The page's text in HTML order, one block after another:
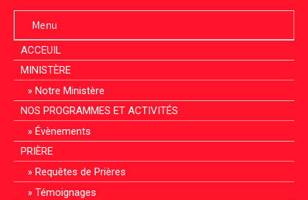
Menu
ACCEUIL
MINISTÈRE
Notre Ministère
NOS PROGRAMMES ET ACTIVITÉS
Évènements
PRIÈRE
Requêtes de Prières
Témoignages